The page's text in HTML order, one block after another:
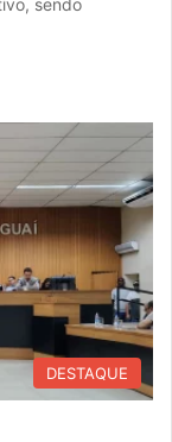
DESTAQUE